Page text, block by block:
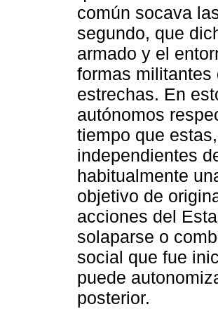
común socava
segundo, que
armado y el
formas militantes
estrechas. En
autónomos
tiempo que
independientes
habitualmente
objetivo de
acciones del
solaparse o
social que fue
puede
posterior.